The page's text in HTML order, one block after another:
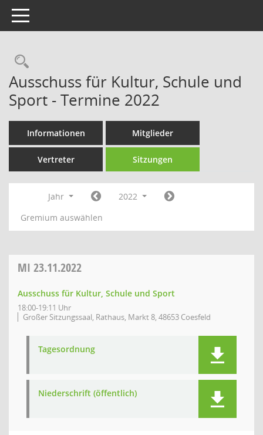
Toggle navigation
Rechercheauswahl
Ausschuss für Kultur, Schule und
Sport - Termine 2022
Informationen Mitglieder
Vertreter Sitzungen
Jahr
2022
Gremium auswählen
MI 23.11.2022
Ausschuss für Kultur, Schule und Sport
18:00-19:11 Uhr
Großer Sitzungssaal, Rathaus, Markt 8, 48653 Coesfeld
Tagesordnung
Niederschrift (öffentlich)